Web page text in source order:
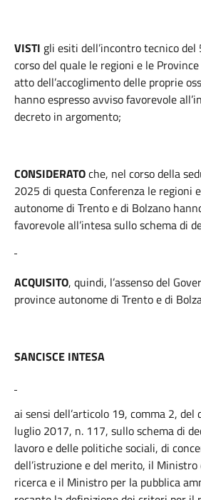
VISTI gli esiti dell’incontro tecnico
corso del quale le regioni e le
atto dell’accoglimento delle proprie
hanno espresso avviso favorevole
decreto in argomento;
CONSIDERATOche, nel corso della
2025 di questa Conferenza le regioni
autonome di Trento e di Bolzano
favorevole all’intesa sullo schema di
ACQUISITO, quindi, l’assenso del
province autonome di Trento e di
SANCISCE INTESA
ai sensi dell’articolo 19, comma 2,
luglio 2017, n. 117, sullo schema di
lavoro e delle politiche sociali, di
dell’istruzione e del merito, il Ministro
ricerca e il Ministro per la pubblica